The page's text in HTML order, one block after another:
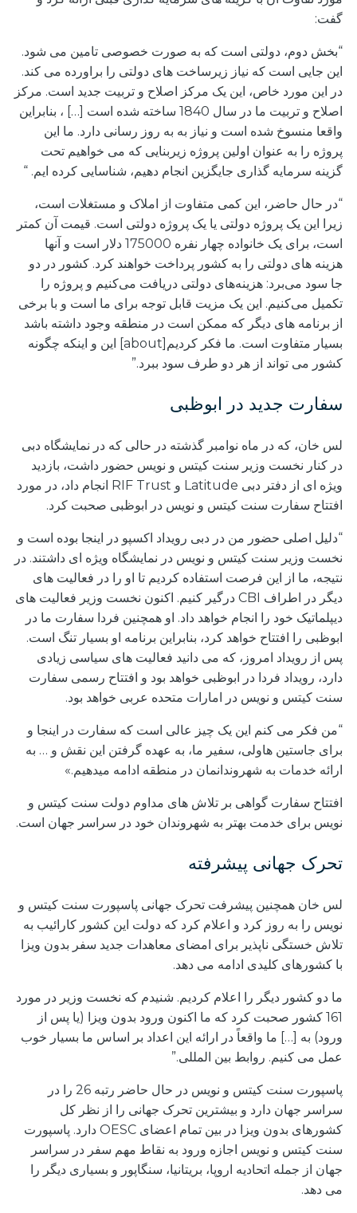
گفت:
“بخش دوم، دولتی است که به صورت خصوصی تامین می شود.
این جایی است که نیاز زیرساخت های دولتی را براورده می کند.
در این مورد خاص، این یک مرکز اصلاح و تربیت جدید است. مرکز
اصلاح و تربیت ما در سال 1840 ساخته شده است […] ، بنابراین
واقعا منسوخ شده است و نیاز به به روز رسانی دارد. ما این
پروژه را به عنوان اولین پروژه زیربنایی که می خواهیم تحت
گزینه سرمایه گذاری جایگزین انجام دهیم، شناسایی کرده ایم. “
“در حال حاضر، این کمی متفاوت از املاک و مستغلات است،
زیرا این یک پروژه دولتی یا یک پروژه دولتی است. قیمت آن کمتر
است، برای یک خانواده چهار نفره 175000 دلار است و آنها
هزینه های دولتی را به کشور پرداخت خواهند کرد. کشور در دو
جا سود می‌برد: هزینه‌های دولتی دریافت می‌کنیم و پروژه را
تکمیل می‌کنیم. این یک مزیت قابل توجه برای ما است و با برخی
از برنامه های دیگر که ممکن است در منطقه وجود داشته باشد
بسیار متفاوت است. ما فکر کردیم[about] این و اینکه چگونه
کشور می تواند از هر دو طرف سود ببرد.”
سفارت جدید در ابوظبی
لس خان، که در ماه نوامبر گذشته در حالی که در نمایشگاه دبی
در کنار نخست وزیر سنت کیتس و نویس حضور داشت، بازدید
ویژه ای از دفتر دبی Latitude و RIF Trust انجام داد، در مورد
افتتاح سفارت سنت کیتس و نویس در ابوظبی صحبت کرد.
“دلیل اصلی حضور من در دبی رویداد اکسپو در اینجا بوده است و
نخست وزیر سنت کیتس و نویس در نمایشگاه ویژه ای داشتند. در
نتیجه، ما از این فرصت استفاده کردیم تا او را در فعالیت های
دیگر در اطراف CBI درگیر کنیم. اکنون نخست وزیر فعالیت های
دیپلماتیک خود را انجام خواهد داد. او همچنین فردا سفارت ما در
ابوظبی را افتتاح خواهد کرد، بنابراین برنامه او بسیار تنگ است.
پس از رویداد امروز، که می دانید فعالیت های سیاسی زیادی
دارد، رویداد فردا در ابوظبی خواهد بود و افتتاح رسمی سفارت
سنت کیتس و نویس در امارات متحده عربی خواهد بود.
“من فکر می کنم این یک چیز عالی است که سفارت در اینجا و
برای جاستین هاولی، سفیر ما، به عهده گرفتن این نقش و … به
ارائه خدمات به شهروندانمان در منطقه ادامه میدهیم.»
افتتاح سفارت گواهی بر تلاش های مداوم دولت سنت کیتس و
نویس برای خدمت بهتر به شهروندان خود در سراسر جهان است.
تحرک جهانی پیشرفته
لس خان همچنین پیشرفت تحرک جهانی پاسپورت سنت کیتس و
نویس را به روز کرد و اعلام کرد که دولت این کشور کارائیب به
تلاش خستگی ناپذیر برای امضای معاهدات جدید سفر بدون ویزا
با کشورهای کلیدی ادامه می دهد.
ما دو کشور دیگر را اعلام کردیم. شنیدم که نخست وزیر در مورد
161 کشور صحبت کرد که ما اکنون ورود بدون ویزا (یا پس از
ورود) به […] ما واقعاً در ارائه این اعداد بر اساس ما بسیار خوب
عمل می کنیم. روابط بین المللی.”
پاسپورت سنت کیتس و نویس در حال حاضر رتبه 26 را در
سراسر جهان دارد و بیشترین تحرک جهانی را از نظر کل
کشورهای بدون ویزا در بین تمام اعضای OESC دارد. پاسپورت
سنت کیتس و نویس اجازه ورود به نقاط مهم سفر در سراسر
جهان از جمله اتحادیه اروپا، بریتانیا، سنگاپور و بسیاری دیگر را
می دهد.